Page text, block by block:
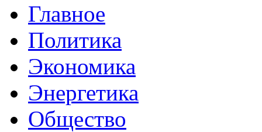
Главное
Политика
Экономика
Энергетика
Общество